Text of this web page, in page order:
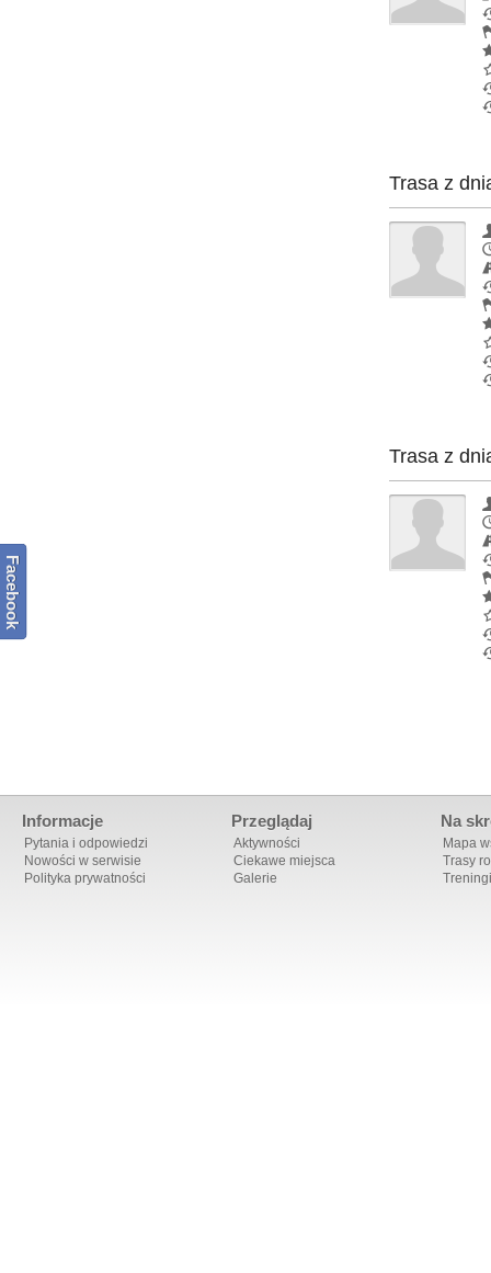
Trasa z
Trasa z
Informacje
Pytania i odpowiedzi
Nowości w serwisie
Polityka prywatności
Przeglądaj
Aktywności
Ciekawe miejsca
Galerie
Na
Mapa
Trasy
Facebook